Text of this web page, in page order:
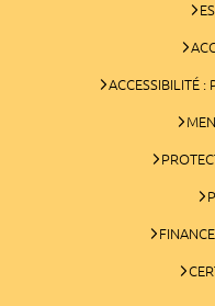
ACCESSIBILITÉ :